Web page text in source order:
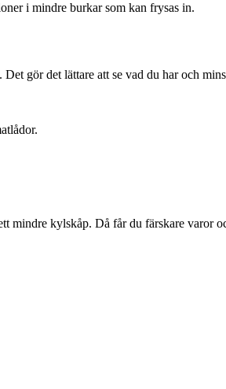
i mindre burkar som kan frysas in.
gör det lättare att se vad du har och
mindre kylskåp. Då får du färskare varor